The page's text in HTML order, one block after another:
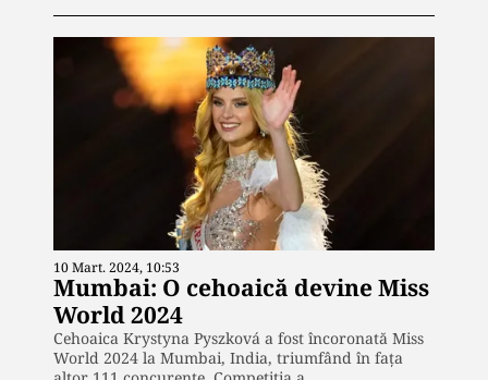
10 Mart. 2024, 10:53
Mumbai: O cehoaică devine Miss
World 2024
Cehoaica Krystyna Pyszková a fost încoronată Miss
World 2024 la Mumbai, India, triumfând în faţa